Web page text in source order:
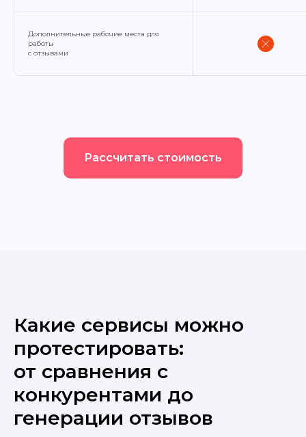
Дополнительные рабочие места для
работы
с отзывами
Рассчитать стоимость
Какие сервисы можно
протестировать:
от сравнения с
конкурентами до
генерации отзывов